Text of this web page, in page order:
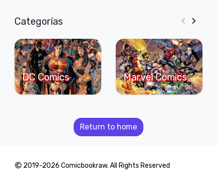
Categorías
DC Comics Marvel Comics
Return to home
2019-2026 Comicbookraw. All Rights Reserved